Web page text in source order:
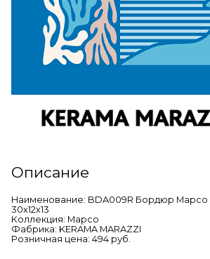
Описание
Наименование: BDA009R Бордюр
30х12х13
Коллекция: Марсо
Фабрика: KERAMA MARAZZI
Розничная цена: 494 руб.